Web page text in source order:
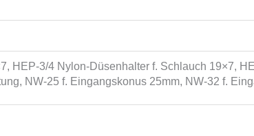
HEP-3/4 Nylon-Düsenhalter f. Schlauch 19×7,
NW-25 f. Eingangskonus 25mm, NW-32 f.